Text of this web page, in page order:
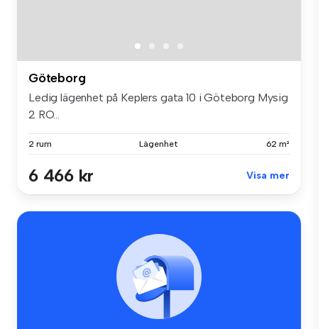
Göteborg
Ledig lägenhet på Keplers gata 10 i Göteborg Mysig
2 RO...
2 rum Lägenhet 62 m²
6 466 kr Visa mer